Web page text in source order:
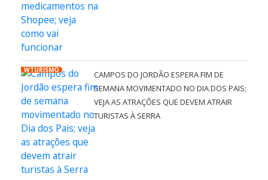
WTURISMO
CAMPOS DO JORDÃO ESPERA FIM DE
SEMANA MOVIMENTADO NO DIA DOS PAIS;
VEJA AS ATRAÇÕES QUE DEVEM ATRAIR
TURISTAS À SERRA